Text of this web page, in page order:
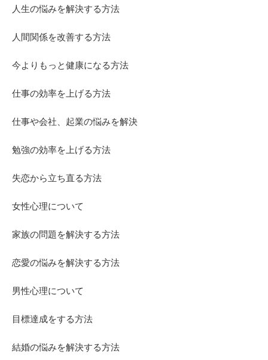
人生の悩みを解決する方法
人間関係を改善する方法
今よりもっと健康になる方法
仕事の効率を上げる方法
仕事や会社、起業の悩みを解決
勉強の効率を上げる方法
失恋から立ち直る方法
女性心理について
家族の問題を解決する方法
恋愛の悩みを解決する方法
男性心理について
目標達成をする方法
結婚の悩みを解決する方法